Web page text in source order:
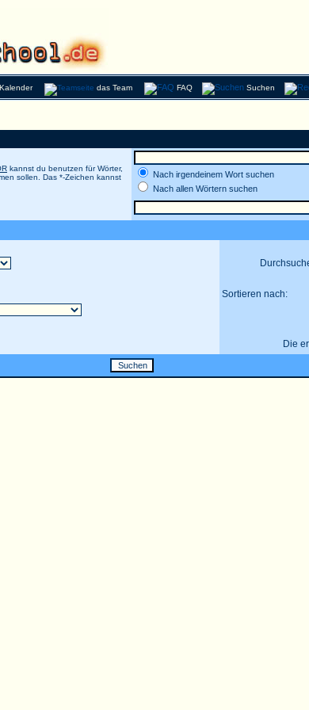
Kalender das Team FAQ Suchen
kannst du benutzen für Wörter,
sollen. Das *-Zeichen kannst
Nach irgendeinem Wort suchen
Nach allen Wörtern suchen
Sortieren nach:
Die